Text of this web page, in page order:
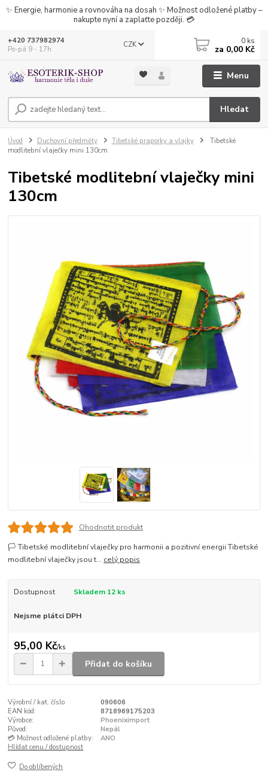
✨ Energie, harmonie a rovnováha na dosah ✨ Možnost odložené platby –
nakupte nyní a zaplaťte později. 💳
Menu
CZK
Hledat
+420 737982974
Po-pá 9 - 17h
0 ks
za 0,00 Kč
Úvod Duchovní předměty Tibetské praporky a vlajky
Tibetské
modlitební vlaječky mini 130cm
Tibetské modlitební vlaječky mini
130cm
Ohodnotit produkt
🏳️ Tibetské modlitební vlaječky pro harmonii a pozitivní energii Tibetské
modlitební vlaječky jsou t... celý popis
Dostupnost Skladem 12 ks
Nejsme plátci DPH
95,00 Kč/ks
Přidat do košíku
Výrobní / kat. číslo
090606
EAN kód:
8718969175203
Výrobce:
Phoeniximport
Původ:
Nepál
💳 Možnost odložené platby:
ANO
Hlídat cenu / dostupnost
Do oblíbených